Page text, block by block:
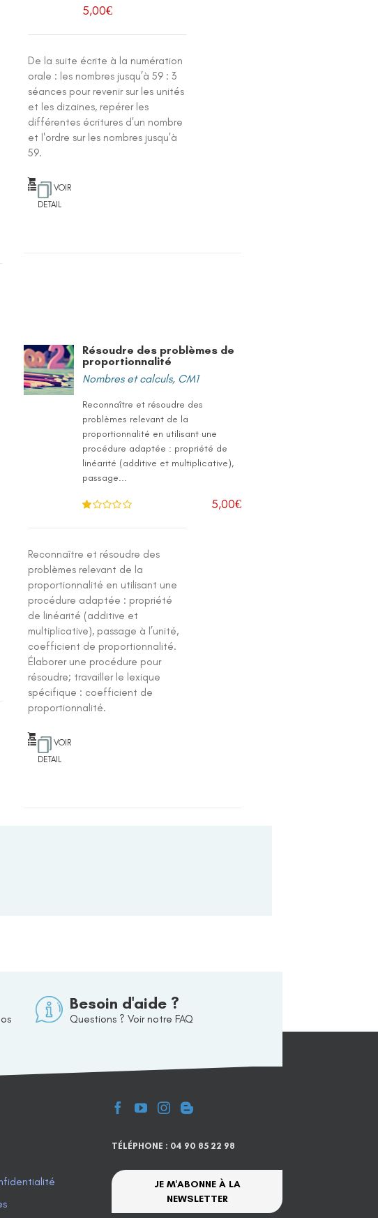
5,00€
De la suite écrite à la numération
orale : les nombres jusqu’à 59 : 3
séances pour revenir sur les unités
et les dizaines, repérer les
différentes écritures d'un nombre
et l'ordre sur les nombres jusqu'à
59.
VOIR
DETAIL
Résoudre des problèmes de
proportionnalité
Nombres et calculs, CM1
Reconnaître et résoudre des
problèmes relevant de la
proportionnalité en utilisant une
procédure adaptée : propriété de
linéarité (additive et multiplicative),
passage...
0
su
5,00€
Reconnaître et résoudre des
problèmes relevant de la
proportionnalité en utilisant une
procédure adaptée : propriété
de linéarité (additive et
multiplicative), passage à l’unité,
coefficient de proportionnalité.
Élaborer une procédure pour
résoudre; travailler le lexique
spécifique : coefficient de
proportionnalité.
VOIR
DETAIL
Besoin d'aide ?
Questions ? Voir notre FAQ
TÉLÉPHONE : 04 90 85 22 98
JE M'ABONNE À LA
NEWSLETTER